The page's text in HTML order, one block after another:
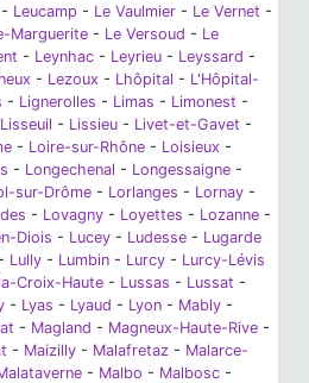
- Leucamp - Le Vaulmier - Le Vernet -
Marguerite - Le Versoud - Le
- Leynhac - Leyrieu - Leyssard -
- Lezoux - Lhôpital - L'Hôpital-
- Lignerolles - Limas - Limonest -
Lisseuil - Lissieu - Livet-et-Gavet -
- Loire-sur-Rhône - Loisieux -
- Longechenal - Longessaigne -
sur-Drôme - Lorlanges - Lornay -
- Lovagny - Loyettes - Lozanne -
Diois - Lucey - Ludesse - Lugarde
- Lully - Lumbin - Lurcy - Lurcy-Lévis
Croix-Haute - Lussas - Lussat -
- Lyas - Lyaud - Lyon - Mably -
- Magland - Magneux-Haute-Rive -
- Maizilly - Malafretaz - Malarce-
- Malbo - Malbosc -